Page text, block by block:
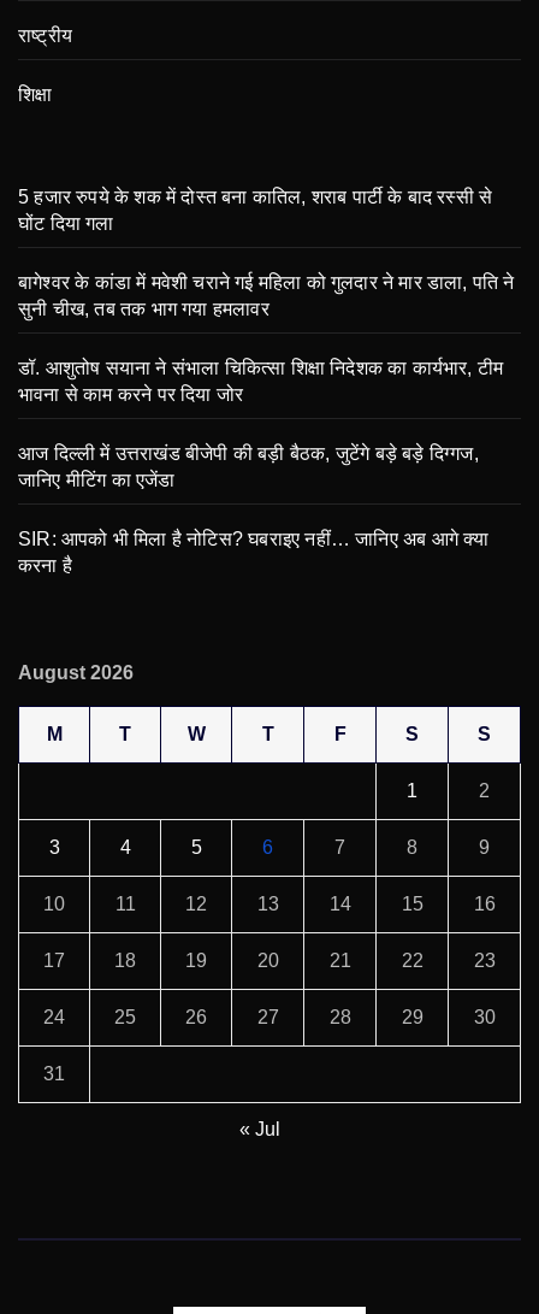
राष्ट्रीय
शिक्षा
5 हजार रुपये के शक में दोस्त बना कातिल, शराब पार्टी के बाद रस्सी से
घोंट दिया गला
बागेश्वर के कांडा में मवेशी चराने गई महिला को गुलदार ने मार डाला, पति ने
सुनी चीख, तब तक भाग गया हमलावर
डॉ. आशुतोष सयाना ने संभाला चिकित्सा शिक्षा निदेशक का कार्यभार, टीम
भावना से काम करने पर दिया जोर
आज दिल्ली में उत्तराखंड बीजेपी की बड़ी बैठक, जुटेंगे बड़े बड़े दिग्गज,
जानिए मीटिंग का एजेंडा
SIR: आपको भी मिला है नोटिस? घबराइए नहीं… जानिए अब आगे क्या
करना है
August 2026
M T W T F S S
1 2
3 4 5 6 7 8 9
10 11 12 13 14 15 16
17 18 19 20 21 22 23
24 25 26 27 28 29 30
31
« Jul